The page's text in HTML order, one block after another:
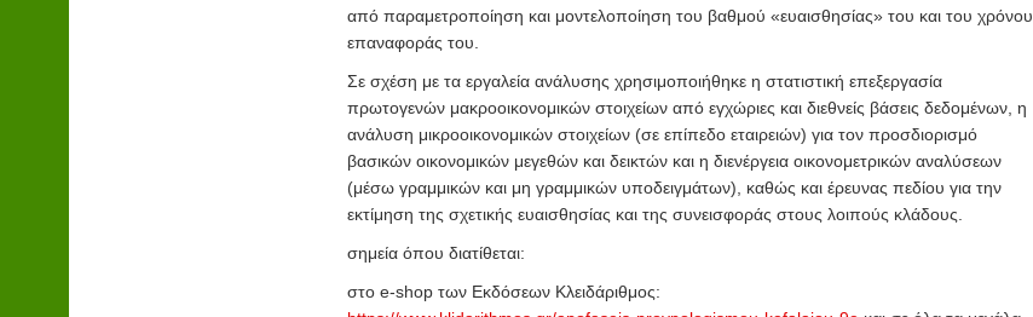
από παραμετροποίηση και μοντελοποίηση του βαθμού «ευαισθησίας» του και του χρόνου
επαναφοράς του.
Σε σχέση με τα εργαλεία ανάλυσης χρησιμοποιήθηκε η στατιστική επεξεργασία
πρωτογενών μακροοικονομικών στοιχείων από εγχώριες και διεθνείς βάσεις δεδομένων, η
ανάλυση μικροοικονομικών στοιχείων (σε επίπεδο εταιρειών) για τον προσδιορισμό
βασικών οικονομικών μεγεθών και δεικτών και η διενέργεια οικονομετρικών αναλύσεων
(μέσω γραμμικών και μη γραμμικών υποδειγμάτων), καθώς και έρευνας πεδίου για την
εκτίμηση της σχετικής ευαισθησίας και της συνεισφοράς στους λοιπούς κλάδους.
σημεία όπου διατίθεται:
στο e-shop των Εκδόσεων Κλειδάριθμος: